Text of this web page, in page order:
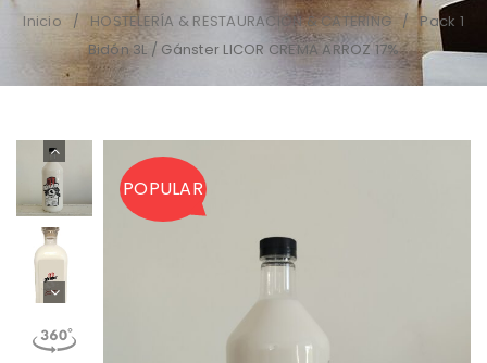
Inicio / HOSTELERÍA & RESTAURACIÓN & CATERING /
Pack 1
Bidón 3L / Gánster LICOR CREMA ARROZ 17%
POPULAR